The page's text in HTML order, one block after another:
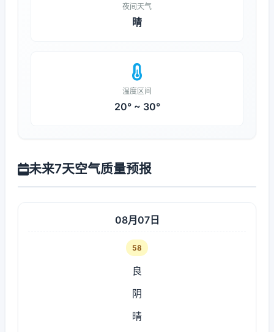
夜间天气
晴
温度区间
20° ~ 30°
未来7天空气质量预报
08月07日
58
良
阴
晴